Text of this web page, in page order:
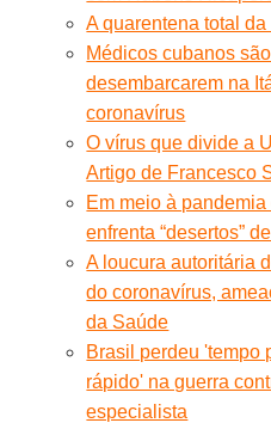
A quarentena total da
Médicos cubanos
desembarcarem na
coronavírus
O vírus que divide a
Artigo de Francesco
Em meio à
enfrenta “desertos”
A loucura autoritária
do coronavírus,
da Saúde
Brasil perdeu 'tempo
rápido' na guerra
especialista